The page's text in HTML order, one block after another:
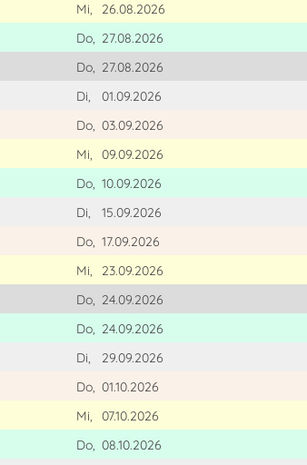
Mi,
26.08.2026
Do, 27.08.2026
Do, 27.08.2026
Di,
01.09.2026
Do, 03.09.2026
Mi,
09.09.2026
Do, 10.09.2026
Di,
15.09.2026
Do, 17.09.2026
Mi,
23.09.2026
Do, 24.09.2026
Do, 24.09.2026
Di,
29.09.2026
Do, 01.10.2026
Mi,
07.10.2026
Do, 08.10.2026